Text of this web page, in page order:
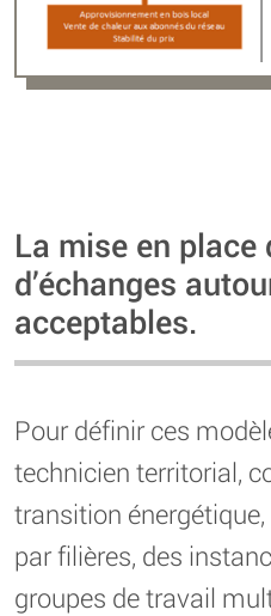
La mise en place
d’échanges
acceptables.
Pour définir ces
technicien territorial,
transition
par filières, des
groupes de travail